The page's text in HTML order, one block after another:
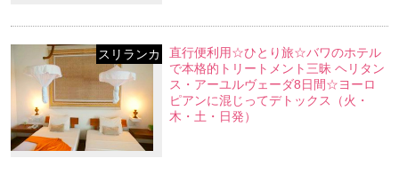
スリランカ
直行便利用☆ひとり旅☆バワのホテル
で本格的トリートメント三昧 ヘリタン
ス・アーユルヴェーダ8日間☆ヨーロ
ピアンに混じってデトックス（火・